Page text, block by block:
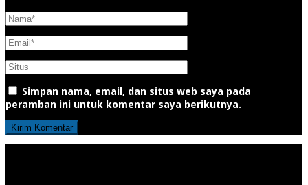
Simpan nama, email, dan situs web saya pada
peramban ini untuk komentar saya berikutnya.